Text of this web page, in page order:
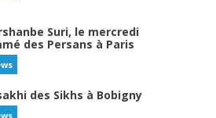
Suri, le mercredi
des Persans à Paris
des Sikhs à Bobigny